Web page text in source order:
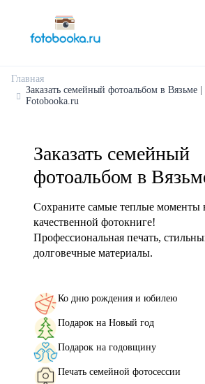
Главная
Заказать семейный фотоальбом в Вязьме
Fotobooka.ru
Заказать семейный
фотоальбом в
Сохраните самые теплые моменты
качественной фотокниге!
Профессиональная печать,
долговечные материалы.
Ко дню рождения и юбилею
Подарок на Новый год
Подарок на годовщину
Печать семейной фотосессии